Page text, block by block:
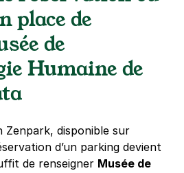
d'Estienne d'Orves - Baumettes
du Chalet des Roses
(35 avis)
place de
de
Humaine de
Zenpark, disponible sur
d’un parking devient
de renseigner Musée de